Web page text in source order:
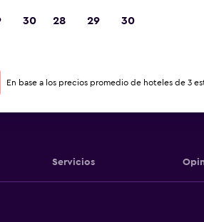
Servicios
30 28 29 30
En base a los precios promedio de hoteles de 3